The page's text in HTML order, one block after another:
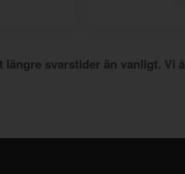
längre svarstider än vanligt. Vi